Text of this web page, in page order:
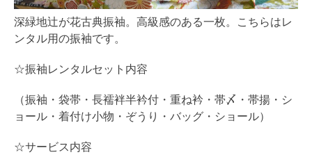
深緑地辻が花古典振袖。高級感のある一枚。こちらはレ
ンタル用の振袖です。
☆振袖レンタルセット内容
（振袖・袋帯・長襦袢半衿付・重ね衿・帯〆・帯揚・シ
ョール・着付け小物・ぞうり・バッグ・ショール）
☆サービス内容